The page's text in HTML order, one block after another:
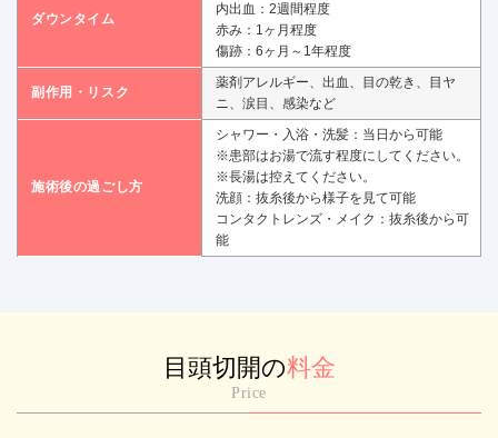
ダウンタイム
内出血：2週間程度
赤み：1ヶ月程度
傷跡：6ヶ月～1年程度
副作用・リスク
薬剤アレルギー、出血、目の乾き、目ヤ
ニ、涙目、感染など
施術後の過ごし方
シャワー・入浴・洗髪：当日から可能
※患部はお湯で流す程度にしてください。
※長湯は控えてください。
洗顔：抜糸後から様子を見て可能
コンタクトレンズ・メイク：抜糸後から可
能
目頭切開の料金
Price